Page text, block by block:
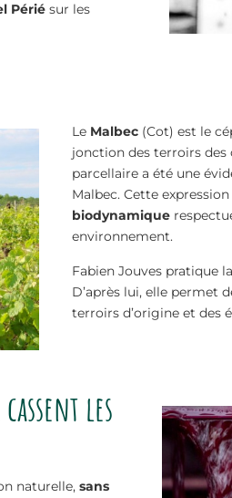
Périé sur les
Le Malbec(Cot) est le
jonction des terroirs des
parcellaire a été une
Malbec. Cette
biodynamique
environnement.
Fabien Jouves pratique la
D’après lui, elle permet
terroirs d’origine et des
les
naturelle, sans